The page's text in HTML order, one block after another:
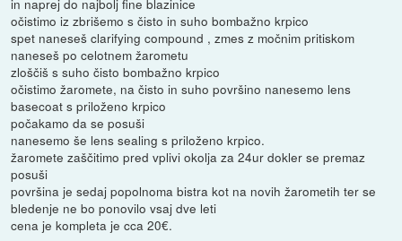
in naprej do najbolj fine blazinice
očistimo iz zbrišemo s čisto in suho bombažno krpico
spet naneseš clarifying compound , zmes z močnim pritiskom
naneseš po celotnem žarometu
zloščiš s suho čisto bombažno krpico
očistimo žaromete, na čisto in suho površino nanesemo lens
basecoat s priloženo krpico
počakamo da se posuši
nanesemo še lens sealing s priloženo krpico.
žaromete zaščitimo pred vplivi okolja za 24ur dokler se premaz
posuši
površina je sedaj popolnoma bistra kot na novih žarometih ter se
bledenje ne bo ponovilo vsaj dve leti
cena je kompleta je cca 20€.